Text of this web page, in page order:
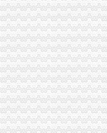
市重庆注销分公司局召开企业个体
忠县局坚持“四个同步”代办注销分
刘伍伦副巡视员到巫溪局重庆注销
梁平局重庆分公司注销依托信息
万州局提前谋划“三篇”重庆注销
高新区局“三个明确”分公司营业执
梁平局采取“四帮”重庆注销分公司
云局重庆注销税务五措并举创建文
市局信用处、信息中心认真学习
市代办注销分公司局单衍华副局
涪陵局代理注销分公司积开展纠
万州局采取“九查九考”重庆注销税